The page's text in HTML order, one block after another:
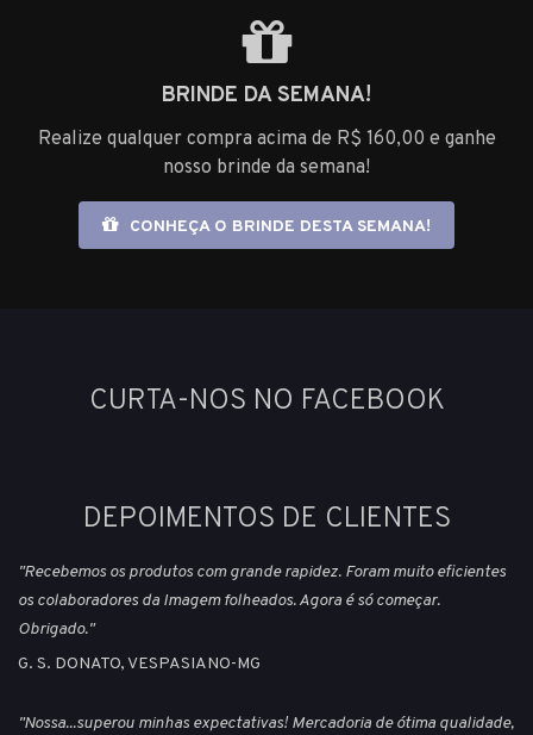
BRINDE DA SEMANA!
Realize qualquer compra acima de R$ 160,00 e ganhe
nosso brinde da semana!
CONHEÇA O BRINDE DESTA SEMANA!
CURTA-NOS NO FACEBOOK
DEPOIMENTOS DE CLIENTES
"Recebemos os produtos com grande rapidez. Foram muito eficientes
os colaboradores da Imagem folheados. Agora é só começar.
Obrigado."
G. S. DONATO, VESPASIANO-MG
"Nossa...superou minhas expectativas! Mercadoria de ótima qualidade,